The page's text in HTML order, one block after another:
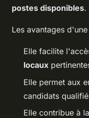
postes disponibles.
Les avantages
Elle facilite
locaux
Elle permet aux
candidats
Elle contribue à